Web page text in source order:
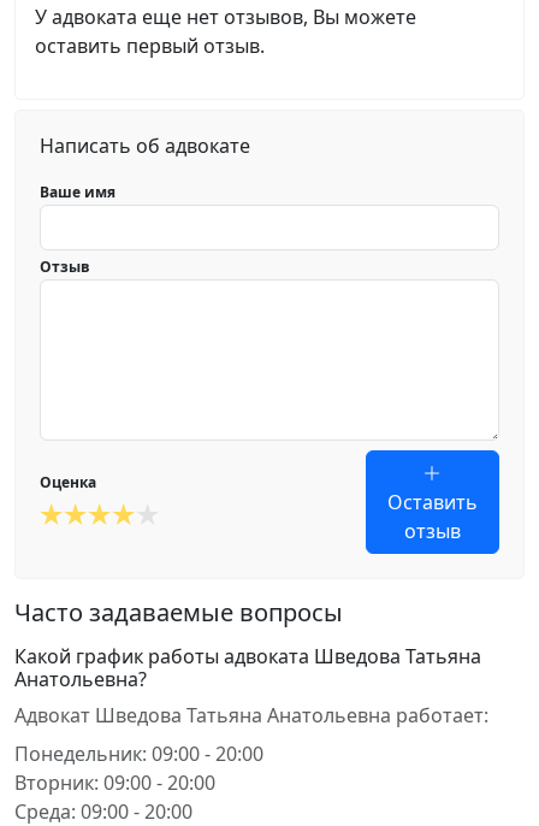
У адвоката еще нет отзывов, Вы можете
оставить первый отзыв.
Написать об адвокате
Ваше имя
Отзыв
Оценка
Оставить
отзыв
Часто задаваемые вопросы
Какой график работы адвоката Шведова Татьяна
Анатольевна?
Адвокат Шведова Татьяна Анатольевна работает:
Понедельник: 09:00 - 20:00
Вторник: 09:00 - 20:00
Среда: 09:00 - 20:00